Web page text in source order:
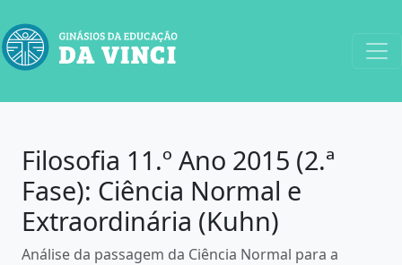
Filosofia 11.º Ano 2015 (2.ª
Fase): Ciência Normal e
Extraordinária (Kuhn)
Análise da passagem da Ciência Normal para a